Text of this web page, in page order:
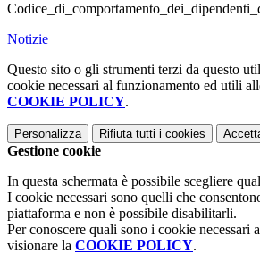
Notizie
Questo sito o gli strumenti terzi da questo
cookie necessari al funzionamento ed utili
COOKIE POLICY.
Personalizza Rifiuta tutti i cookies
Gestione cookie
In questa schermata è possibile scegliere
I cookie necessari sono quelli che
piattaforma e non è possibile disabilitarli.
Per conoscere quali sono i cookie necessari
visionare la COOKIE POLICY.